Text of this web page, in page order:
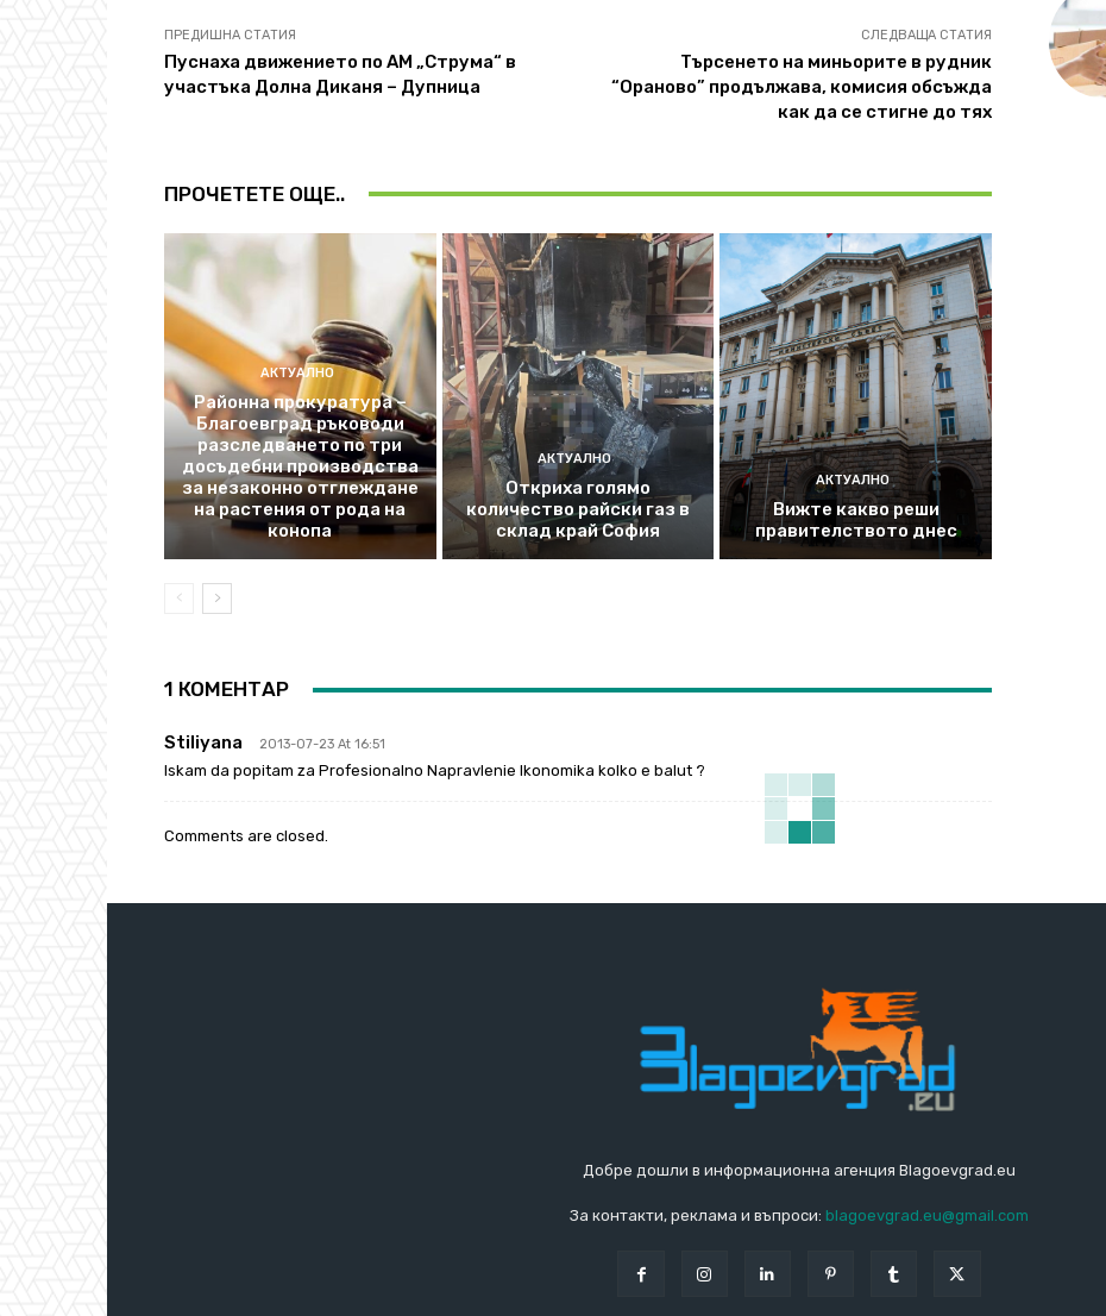
ПРЕДИШНА СТАТИЯ
Пуснаха движението по АМ „Струма“ в
участъка Долна Диканя – Дупница
СЛЕДВАЩА СТАТИЯ
Търсенето на миньорите в рудник
“Ораново” продължава, комисия обсъжда
как да се стигне до тях
ПРОЧЕТЕТЕ ОЩЕ..
АКТУАЛНО
Районна прокуратура –
Благоевград ръководи
разследването по три
досъдебни производства
за незаконно отглеждане
на растения от рода на
конопа
АКТУАЛНО
Откриха голямо
количество райски газ в
склад край София
АКТУАЛНО
Вижте какво реши
правителството днес
1 КОМЕНТАР
Stiliyana 2013-07-23 At 16:51
Iskam da popitam za Profesionalno Napravlenie Ikonomika kolko e balut ?
Comments are closed.
Добре дошли в информационна агенция Blagoevgrad.eu
За контакти, реклама и въпроси: blagoevgrad.eu@gmail.com